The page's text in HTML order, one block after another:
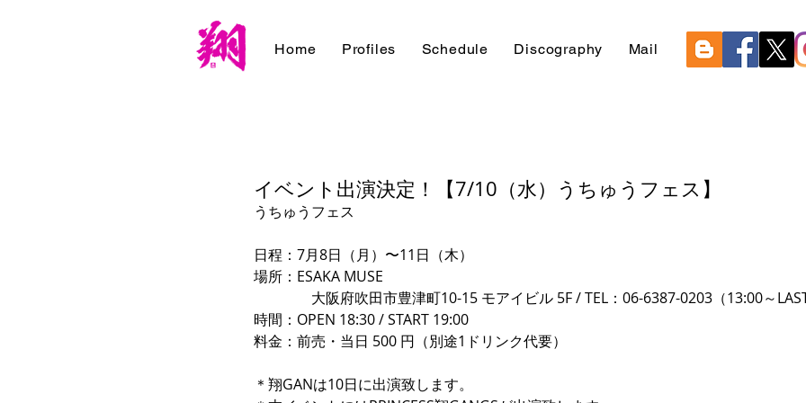
Home Profiles Schedule Discography Mail
イベント出演決定！【7/10（水）うちゅうフェス】
うちゅうフェス
日程：7月8日（月）〜11日（木）
場所：ESAKA MUSE
大阪府吹田市豊津町10-15 モアイビル 5F / TEL：06-6387-0203（13:00～
時間：OPEN 18:30 / START 19:00
料金：前売・当日 500 円（別途1ドリンク代要）
＊翔GANは10日に出演致します。